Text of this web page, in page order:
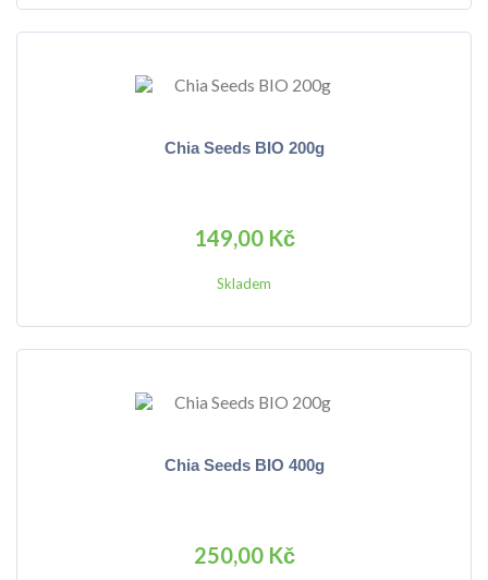
Chia Seeds BIO 200g
149,00 Kč
Skladem
Chia Seeds BIO 400g
250,00 Kč